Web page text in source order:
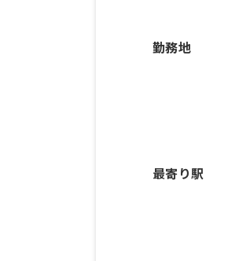
勤務地
最寄り駅